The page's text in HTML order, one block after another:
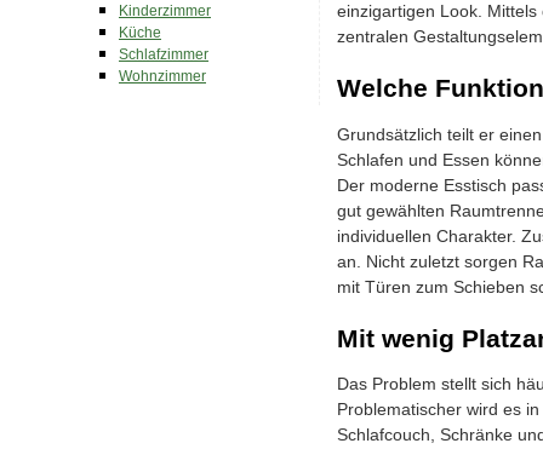
einzigartigen Look.
zentralen
Welche
Grundsätzlich teilt er
Schlafen und Essen
Der moderne Esstisch
gut gewählten
individuellen Charakter.
an. Nicht zuletzt sorgen
mit Türen zum Schieben
Mit wenig
Das Problem stellt sich
Problematischer wird es
Schlafcouch, Schränke
Kinderzimmer
Küche
Schlafzimmer
Wohnzimmer